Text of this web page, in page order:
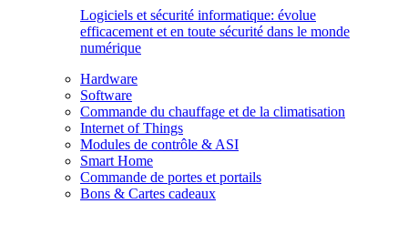
Logiciels et sécurité informatique: évolue
efficacement et en toute sécurité dans le monde
numérique
Hardware
Software
Commande du chauffage et de la climatisation
Internet of Things
Modules de contrôle & ASI
Smart Home
Commande de portes et portails
Bons & Cartes cadeaux